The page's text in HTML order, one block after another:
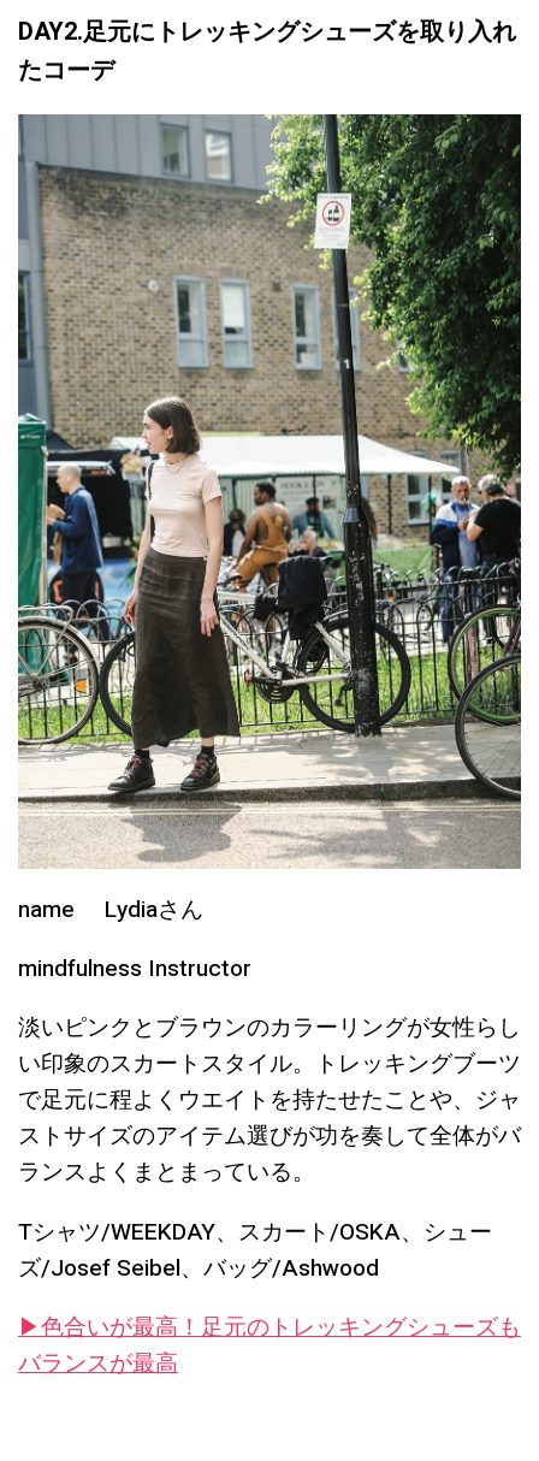
DAY2.足元にトレッキングシューズを取り入れ
たコーデ
name Lydiaさん
mindfulness Instructor
淡いピンクとブラウンのカラーリングが女性らし
い印象のスカートスタイル。トレッキングブーツ
で足元に程よくウエイトを持たせたことや、ジャ
ストサイズのアイテム選びが功を奏して全体がバ
ランスよくまとまっている。
Tシャツ/WEEKDAY、スカート/OSKA、シュー
ズ/Josef Seibel、バッグ/Ashwood
▶︎色合いが最高！足元のトレッキングシューズも
バランスが最高